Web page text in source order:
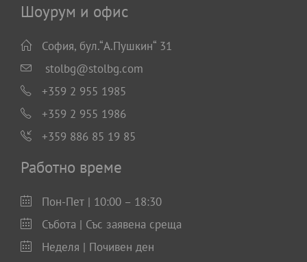
Шоурум и офис
София, бул.“А.Пушкин“ 31
stolbg@stolbg.com
+359 2 955 1985
+359 2 955 1986
+359 886 85 19 85
Работно време
Пон-Пет | 10:00 – 18:30
Събота | Със заявена среща
Неделя | Почивен ден